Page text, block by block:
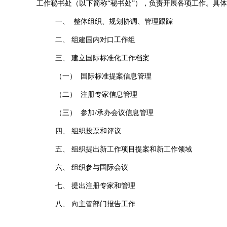
工作秘书处（以下简称“秘书处”），负责开展各项工作。具
一、 整体组织、规划协调、管理跟踪
二、 组建国内对口工作组
三、 建立国际标准化工作档案
（一） 国际标准提案信息管理
（二） 注册专家信息管理
（三） 参加/承办会议信息管理
四、 组织投票和评议
五、 组织提出新工作项目提案和新工作领域
六、 组织参与国际会议
七、 提出注册专家和管理
八、 向主管部门报告工作